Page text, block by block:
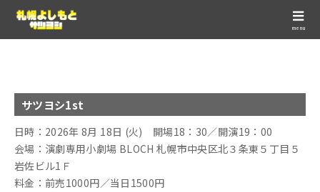
menu
サツヨシ1st
日時：2026年 8月 18日 (火) 開場18：30／開演19：00
会場：演劇専用小劇場 BLOCH 札幌市中央区北３条東５丁目５
岩佐ビル1Ｆ
料金：前売1000円／当日1500円